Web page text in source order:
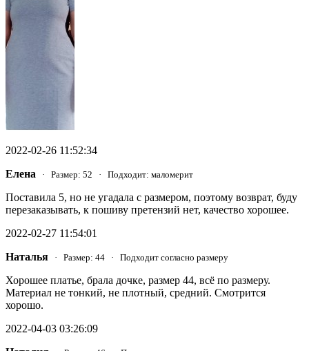
2022-02-26 11:52:34
Елена · Размер: 52 · Подходит: маломерит
Поставила 5, но не угадала с размером, поэтому возврат, буду
перезаказывать, к пошиву претензий нет, качество хорошее.
2022-02-27 11:54:01
Наталья · Размер: 44 · Подходит согласно размеру
Хорошее платье, брала дочке, размер 44, всё по размеру.
Материал не тонкий, не плотный, средний. Смотрится
хорошо.
2022-04-03 03:26:09